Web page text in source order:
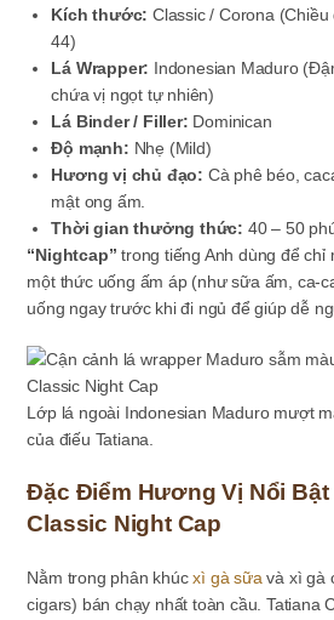
Kích thước: Classic / Corona
44)
Lá Wrapper: Indonesian Maduro
chứa vị ngọt tự nhiên)
Lá Binder / Filler: Dominican
Độ mạnh: Nhẹ (Mild)
Hương vị chủ đạo: Cà phê béo,
mật ong ấm.
Thời gian thưởng thức: 40 – 50
“Nightcap” trong tiếng Anh dùng để
một thức uống ấm áp (như sữa ấm, ca-
uống ngay trước khi đi ngủ để giúp dễ
Lớp lá ngoài Indonesian Maduro mượt
của điếu Tatiana.
Đặc Điểm Hương Vị Nổi Bật
Classic Night Cap
Nằm trong phân khúcxì gà sữavà xì gà
cigars) bán chạy nhất toàn cầu. Tatiana